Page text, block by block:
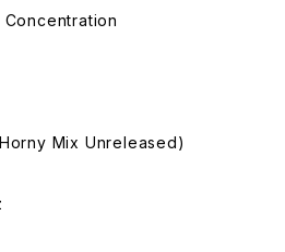
Mix Unreleased)